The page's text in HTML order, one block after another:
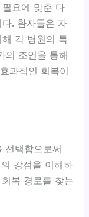
필요에 맞춘 다
. 환자들은 자
각 병원의 특
의 조언을 통해
과적인 회복이
선택함으로써
강점을 이해하
복 경로를 찾는